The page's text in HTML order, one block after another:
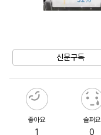
신문구독
좋아요
1
슬퍼요
0